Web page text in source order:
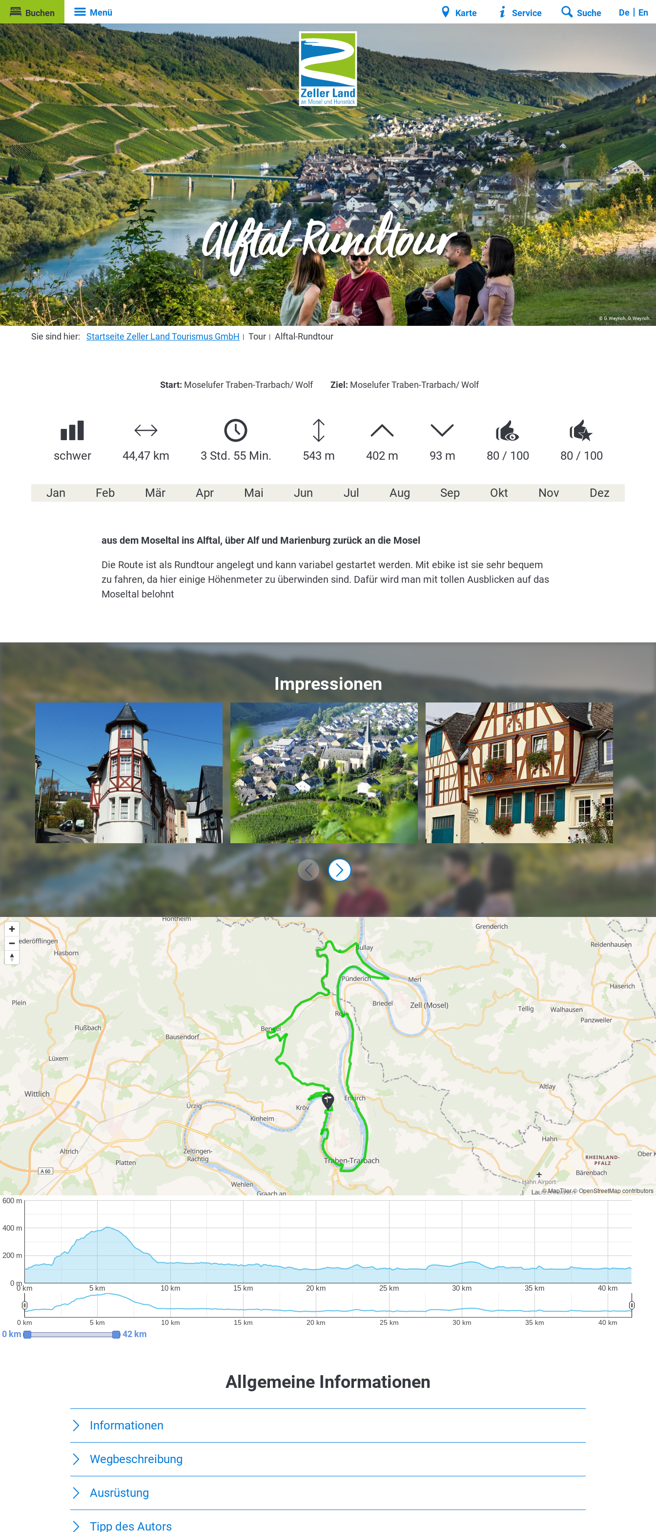
Buchen Menü Karte Service Suche De En
© G.Weyrich, G.Weyrich.
Alftal-Rundtour
Sie sind hier: Startseite Zeller Land Tourismus GmbH Tour Alftal-Rundtour
Start: Moselufer Traben-Trarbach/ Wolf Ziel: Moselufer Traben-Trarbach/ Wolf
schwer 44,47 km 3 Std. 55 Min. 543 m 402 m 93 m 80 / 100 80 / 100
Jan Feb Mär Apr Mai Jun Jul Aug Sep Okt Nov Dez
aus dem Moseltal ins Alftal, über Alf und Marienburg zurück an die Mosel
Die Route ist als Rundtour angelegt und kann variabel gestartet werden. Mit ebike ist sie sehr bequem
zu fahren, da hier einige Höhenmeter zu überwinden sind. Dafür wird man mit tollen Ausblicken auf das
Moseltal belohnt
Impressionen
© MapTiler© OpenStreetMap contributors
0 km 5 km 10 km 15 km 20 km 25 km 30 km 35 km 40 km
0 m
200 m
400 m
600 m
0 km 5 km 10 km 15 km 20 km 25 km 30 km 35 km 40 km
0 km 42 km
Allgemeine Informationen
Informationen
Wegbeschreibung
Ausrüstung
Tipp des Autors